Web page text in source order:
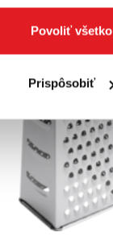
Povoliť všetko
Prispôsobiť